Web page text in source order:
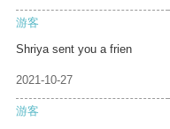
游客
Shriya sent you a frien
2021-10-27
游客